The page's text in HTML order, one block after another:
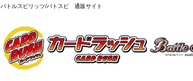
バトルスピリッツ/バトスピ 通販サイト